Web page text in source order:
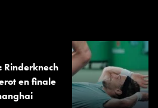
Rinderknech
en finale